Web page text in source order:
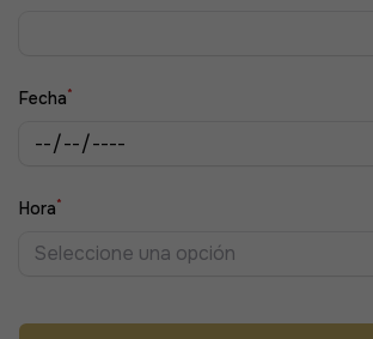
Fecha*
Hora*
Seleccione una opción